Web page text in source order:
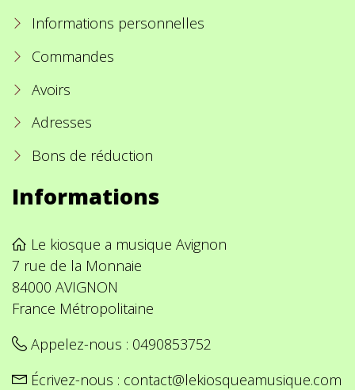
Informations personnelles
Commandes
Avoirs
Adresses
Bons de réduction
Informations
Le kiosque a musique Avignon
7 rue de la Monnaie
84000 AVIGNON
France Métropolitaine
Appelez-nous : 0490853752
Écrivez-nous : contact@lekiosqueamusique.com